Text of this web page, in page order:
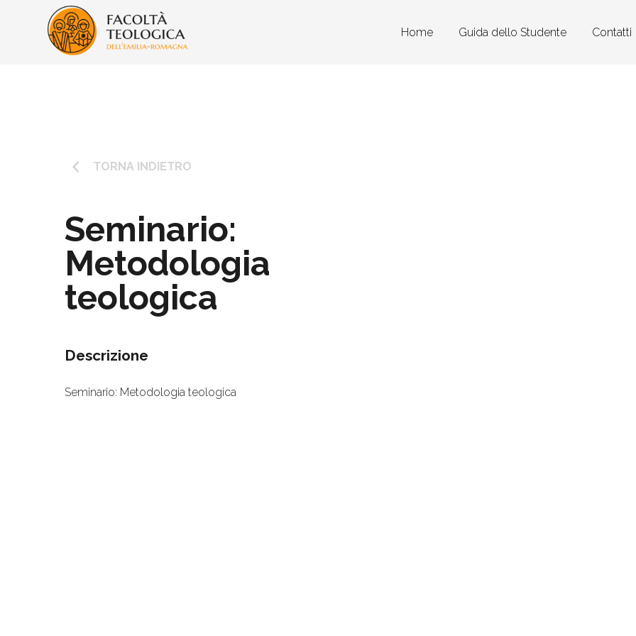
Home Guida dello Studente Contatti
keyboard_arrow_left TORNA INDIETRO
Seminario:
Metodologia
teologica
Descrizione
Seminario: Metodologia teologica